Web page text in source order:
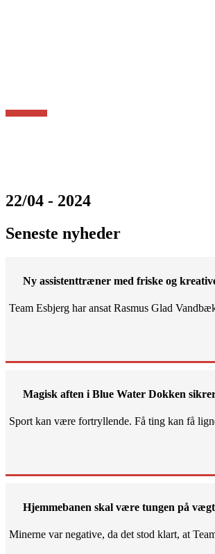
22/04 - 2024
Seneste nyheder
Ny assistenttræner med friske og
Team Esbjerg har ansat Rasmus Glad
Magisk aften i Blue Water Dokken
Sport kan være fortryllende. Få ting kan få
Hjemmebanen skal være tungen på
Minerne var negative, da det stod klart, at